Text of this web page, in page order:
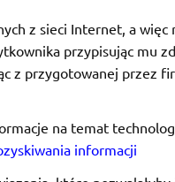
z sieci Internet, a
przypisując mu
z przygotowanej przez
na temat
informacji